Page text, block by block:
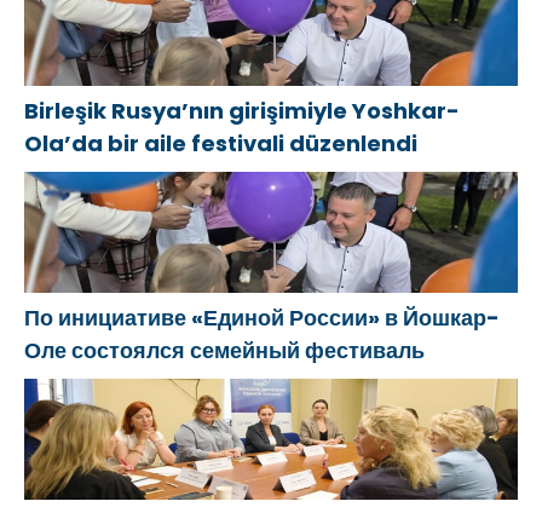
Novodvinsk’te
çocukların ve
gençlerin
yaratıcılığını
desteklemeye
yönelik
sistemli
kararlarına
dikkat çekti
alanlar ağının
genişletilmesini
önerdi
APAYDIN:
“KAPSAMLI
GENEL AF
TOPLUMSAL
BARIŞA KATKI
Birleşik Rusya’nın girişimiyle Yoshkar-
Ola’da bir aile festivali düzenlendi
По инициативе «Единой России» в Йошкар-
Оле состоялся семейный фестиваль